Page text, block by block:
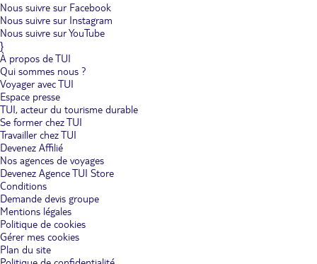
Nous suivre sur Facebook
Nous suivre sur Instagram
Nous suivre sur YouTube
}
À propos de TUI
Qui sommes nous ?
Voyager avec TUI
Espace presse
TUI, acteur du tourisme durable
Se former chez TUI
Travailler chez TUI
Devenez Affilié
Nos agences de voyages
Devenez Agence TUI Store
Conditions
Demande devis groupe
Mentions légales
Politique de cookies
Gérer mes cookies
Plan du site